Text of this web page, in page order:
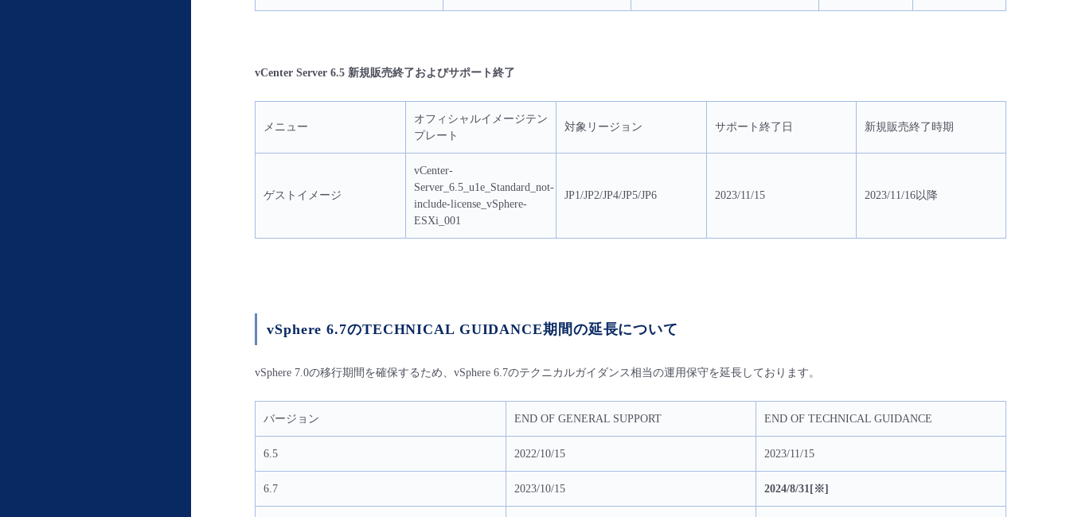
vCenter Server 6.5 新規販売終了およびサポート終了
メニュー
オフィシャルイメージテン
プレート
対象リージョン サポート終了日 新規販売終了時期
ゲストイメージ
vCenter-
Server_6.5_u1e_Standard_not-
include-license_vSphere-
ESXi_001
JP1/JP2/JP4/JP5/JP6 2023/11/15 2023/11/16以降
vSphere 6.7のTECHNICAL GUIDANCE期間の延長について
vSphere 7.0の移行期間を確保するため、 vSphere 6.7のテクニカルガイダンス相当の運用保守を延長しております。
バージョン END OF GENERAL SUPPORT END OF TECHNICAL GUIDANCE
6.5 2022/10/15 2023/11/15
6.7 2023/10/15 2024/8/31[※]